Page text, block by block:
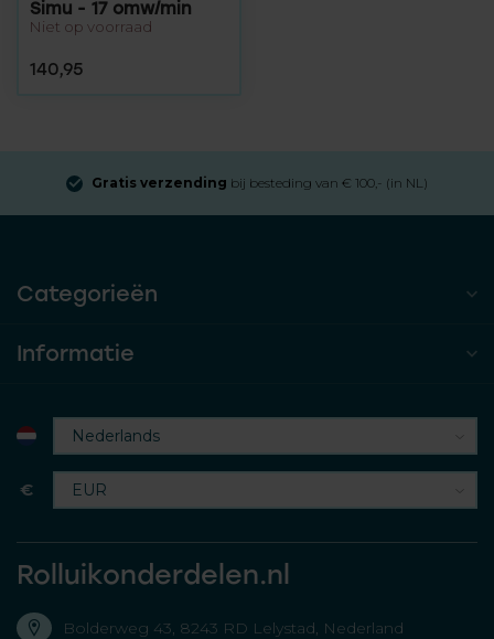
Simu - 17 omw/min
Niet op voorraad
140,95
Gratis verzending bij besteding van € 100,- (in NL)
Categorieën
Informatie
€
Rolluikonderdelen.nl
Bolderweg 43, 8243 RD Lelystad, Nederland